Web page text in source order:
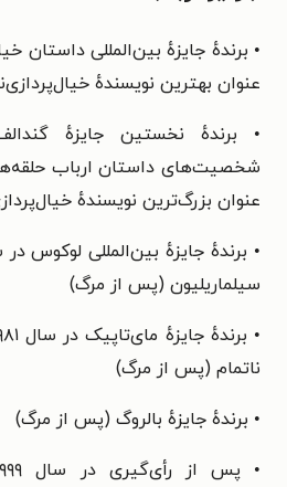
عنوان بهترین نویسندهٔ
• برندهٔ نخستین جایزهٔ
عنوان بزرگ‌ترین نویسندهٔ
سیلماریلیون (پس از مرگ)
ناتمام (پس از مرگ)
• برندهٔ جایزهٔ بالروگ (پس از مرگ)